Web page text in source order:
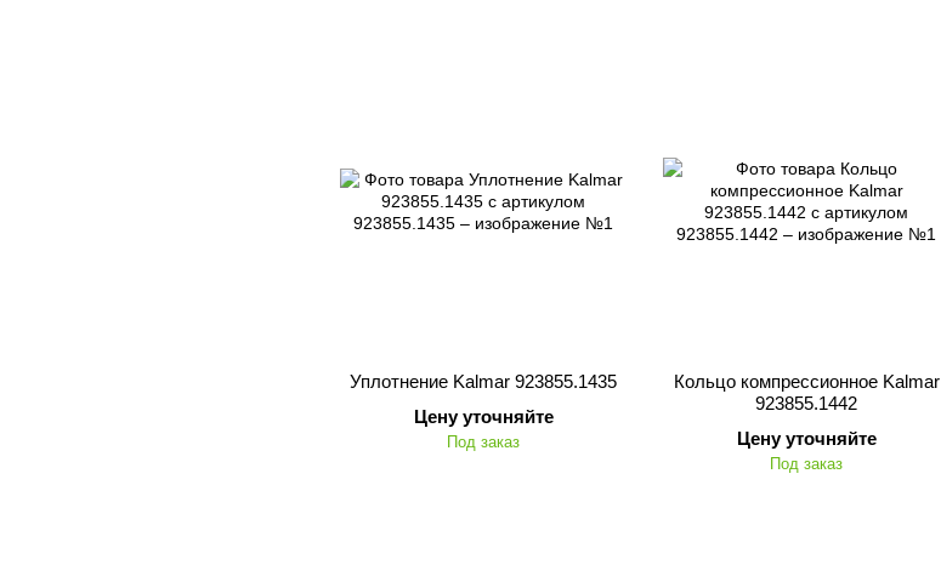
Уплотнение Kalmar 923855.1435
Цену уточняйте
Под заказ
Кольцо компрессионное Kalmar
923855.1442
Цену уточняйте
Под заказ